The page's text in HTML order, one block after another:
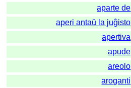
aparte de
aperi antaŭ la juĝisto
apertiva
apude
areolo
aroganti